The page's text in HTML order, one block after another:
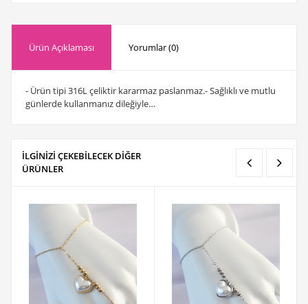
Ürün Açıklaması Yorumlar (0)
- Ürün tipi 316L çeliktir kararmaz paslanmaz.- Sağlıklı ve mutlu
günlerde kullanmanız dileğiyle…
İLGİNİZİ ÇEKEBİLECEK DİĞER
ÜRÜNLER